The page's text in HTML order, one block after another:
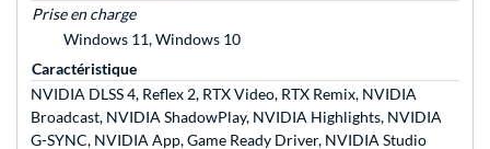
Prise en charge
Windows 11, Windows 10
Caractéristique
NVIDIA DLSS 4, Reflex 2, RTX Video, RTX Remix, NVIDIA
Broadcast, NVIDIA ShadowPlay, NVIDIA Highlights, NVIDIA
G-SYNC, NVIDIA App, Game Ready Driver, NVIDIA Studio